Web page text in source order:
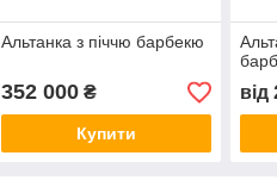
Альтанка з піччю барбекю
352 000₴
Купити
від